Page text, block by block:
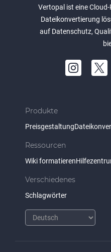
Vertopal ist eine
Dateikonvertierung
auf Datenschutz,
Produkte
Preisgestaltung
Ressourcen
Wiki formatieren
Verschiedenes
Schlagwörter